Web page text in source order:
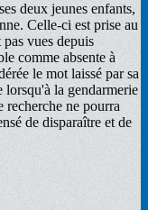
deux jeunes enfants,
Celle-ci est prise au
vues depuis
comme absente à
le mot laissé par sa
lorsqu'à la gendarmerie
recherche ne pourra
de disparaître et de